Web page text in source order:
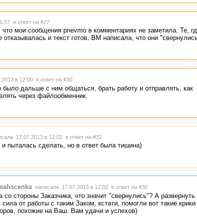
в ответ на #27
что мои сообщения pnevmo в комментариях не заметила. Те,
отказывалась и текст готов. ВМ написала, что они
в 12:00 в ответ на #30
было дальше с ним общаться, брать работу и отправлять, как
через файлообменник.
17.07.2013 в 12:02 в ответ на #32
и пыталась сделать, но в ответ была тишина)
sahscenka написала 17.07.2013 в 12:02 в ответ на #30
со стороны Заказчика, что значит "свернулись"? А
от работы с таким Заком, кстати, помогли вот такие крики
похожие на Ваш. Вам удачи и успехов)